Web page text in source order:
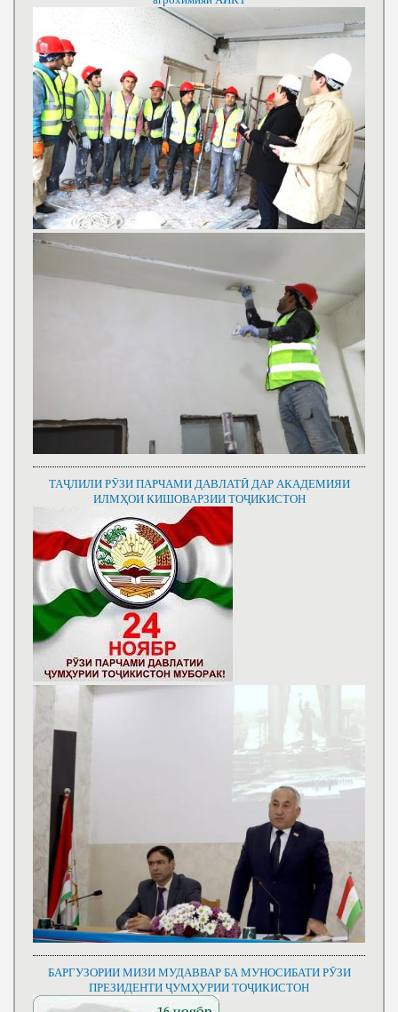
ТАҶЛИЛИ РӮЗИ ПАРЧАМИ ДАВЛАТӢ ДАР АКАДЕМИЯИ
ИЛМҲОИ КИШОВАРЗИИ ТОҶИКИСТОН
БАРГУЗОРИИ МИЗИ МУДАВВАР БА МУНОСИБАТИ РӮЗИ
ПРЕЗИДЕНТИ ҶУМҲУРИИ ТОҶИКИСТОН